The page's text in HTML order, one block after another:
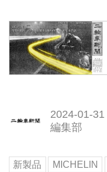
2024-01-31
編集部
新製品 MICHELIN